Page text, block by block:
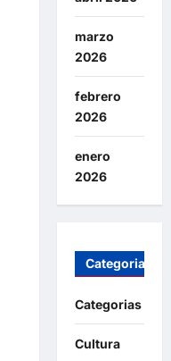
marzo
2026
febrero
2026
enero
2026
Categorias
Categorias
Cultura